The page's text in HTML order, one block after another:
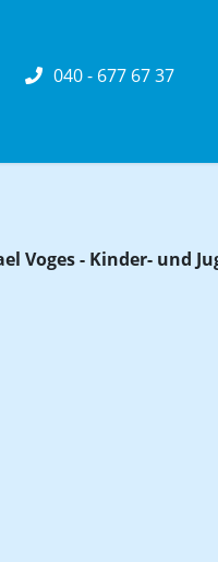
040 - 677 67 37
Voges - Kinder- und